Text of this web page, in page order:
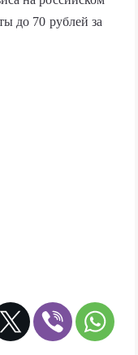
до 70 рублей за